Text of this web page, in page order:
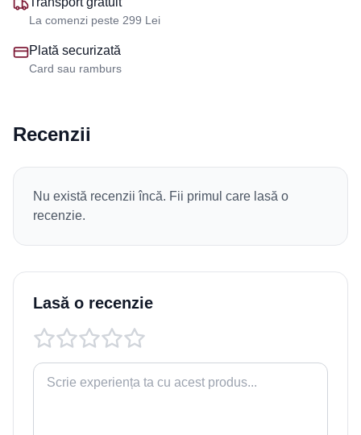
La comenzi peste 299 Lei
Plată securizată
Card sau ramburs
Recenzii
Nu există recenzii încă. Fii primul care lasă o
recenzie.
Lasă o recenzie